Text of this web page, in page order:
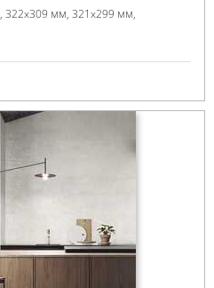
322x309 мм 321x299 мм